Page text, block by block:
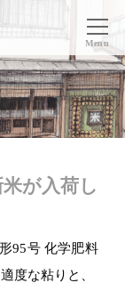
Menu
米が入荷し
95号 化学肥料
度な粘りと、